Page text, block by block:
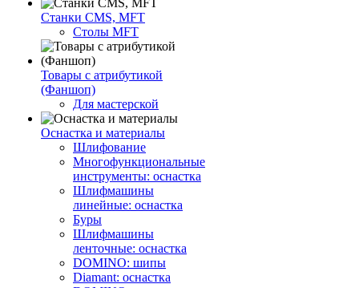
Станки CMS, MFT
Столы MFT
Товары с атрибутикой
(Фаншоп)
Для мастерской
Оснастка и материалы
Шлифование
Многофункциональные
инструменты: оснастка
Шлифмашины
линейные: оснастка
Буры
Шлифмашины
ленточные: оснастка
DOMINO: шипы
Diamant: оснастка